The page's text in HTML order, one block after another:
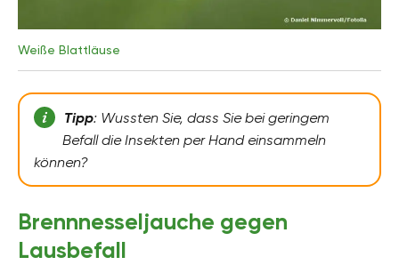
Weiße Blattläuse
Tipp: Wussten Sie, dass Sie bei geringem
Befall die Insekten per Hand einsammeln
können?
Brennnesseljauche gegen
Lausbefall